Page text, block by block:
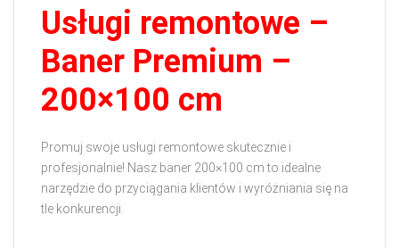
Usługi remontowe –
Baner Premium –
200×100 cm
Promuj swoje usługi remontowe skutecznie i
profesjonalnie! Nasz baner 200×100 cm to idealne
narzędzie do przyciągania klientów i wyróżniania się na
tle konkurencji.